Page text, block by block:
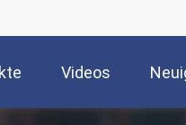
Videos